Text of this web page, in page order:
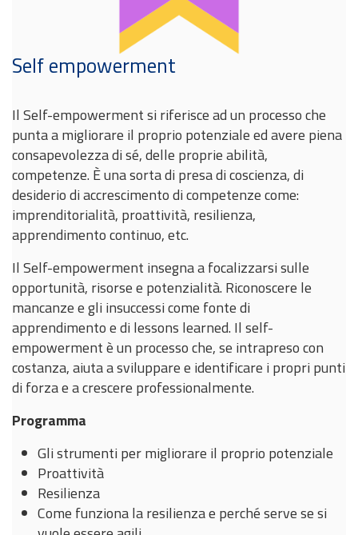
Self empowerment
Il Self-empowerment si riferisce ad un processo che
punta a migliorare il proprio potenziale ed avere piena
consapevolezza di sé, delle proprie abilità,
competenze. È una sorta di presa di coscienza, di
desiderio di accrescimento di competenze come:
imprenditorialità, proattività, resilienza,
apprendimento continuo, etc.
Il Self-empowerment insegna a focalizzarsi sulle
opportunità, risorse e potenzialità. Riconoscere le
mancanze e gli insuccessi come fonte di
apprendimento e di lessons learned. Il self-
empowerment è un processo che, se intrapreso con
costanza, aiuta a sviluppare e identificare i propri punti
di forza e a crescere professionalmente.
Programma
Gli strumenti per migliorare il proprio potenziale
Proattività
Resilienza
Come funziona la resilienza e perché serve se si